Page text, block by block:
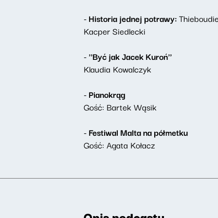
- Historia jednej potrawy:
Kacper Siedlecki
- ''Być jak Jacek Kuroń''
Klaudia Kowalczyk
- Pianokrąg
Gość: Bartek Wąsik
- Festiwal Malta na półmetku
Gość: Agata Kołacz